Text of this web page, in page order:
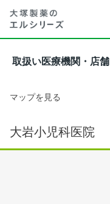
取扱い医療機関・店舗
マップを見る
大岩小児科医院